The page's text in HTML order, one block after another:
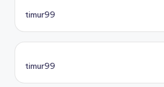
timur99
timur99